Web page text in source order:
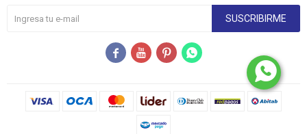
SUSCRIBIRME
   